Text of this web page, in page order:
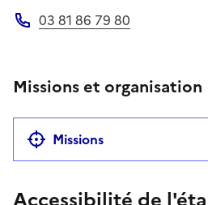
03 81 86 79 80
Missions et organisation
Missions